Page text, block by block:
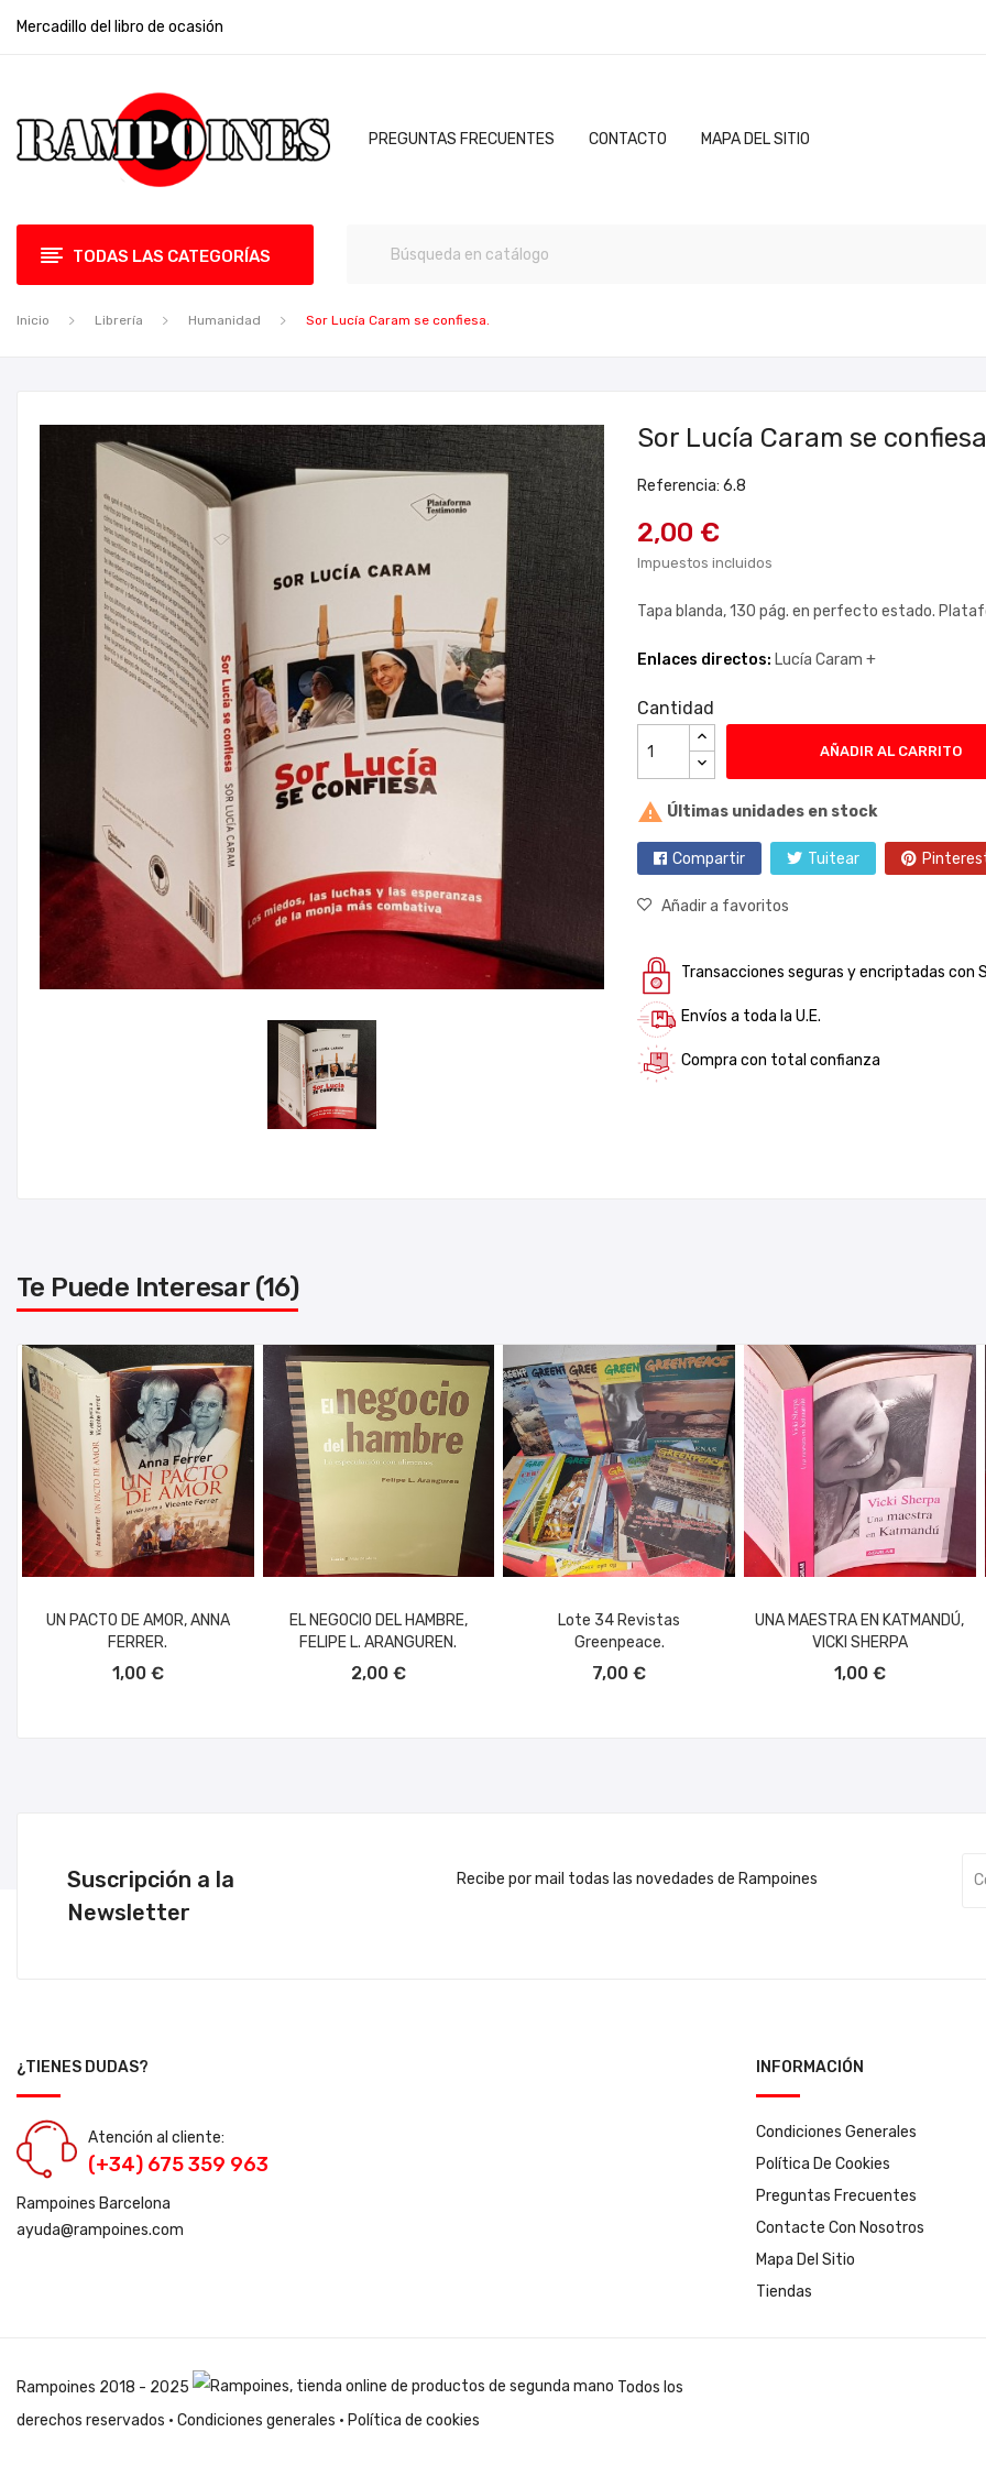
Mercadillo del libro de ocasión
PREGUNTAS FRECUENTES CONTACTO MAPA DEL SITIO
TODAS LAS CATEGORÍAS
Inicio Librería Humanidad Sor Lucía Caram se confiesa.
Sor Lucía Caram se
Referencia: 6.8
2,00 €
Impuestos incluidos
Tapa blanda, 130 pág. en perfecto estado.
Enlaces directos: Lucía Caram +
Cantidad
AÑADIR AL CARRITO
 Últimas unidades en stock
Compartir Tuitear
Añadir a favoritos
Transacciones seguras y encriptadas con
Envíos a toda la U.E.
Compra con total confianza
Te Puede Interesar (16)
UN PACTO DE AMOR, ANNA
FERRER.
1,00 €
EL NEGOCIO DEL HAMBRE,
FELIPE L. ARANGUREN.
2,00 €
Lote 34 Revistas
Greenpeace.
7,00 €
UNA MAESTRA EN KATMANDÚ,
VICKI SHERPA
1,00 €
Suscripción a la
Newsletter
Recibe por mail todas las novedades de Rampoines
¿TIENES DUDAS?
Atención al cliente:
(+34) 675 359 963
Rampoines Barcelona
ayuda@rampoines.com
INFORMACIÓN
Condiciones Generales
Política De Cookies
Preguntas Frecuentes
Contacte Con Nosotros
Mapa Del Sitio
Tiendas
Rampoines 2018 - 2025
Todos los
derechos reservados · Condiciones generales · Política de cookies